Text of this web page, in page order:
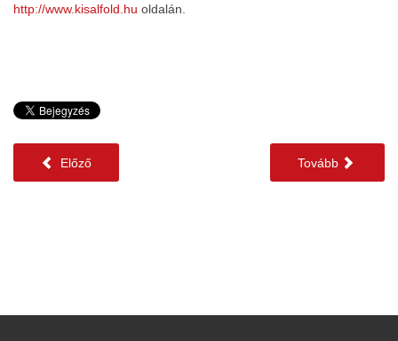
http://www.kisalfold.hu oldalán.
Előző Tovább